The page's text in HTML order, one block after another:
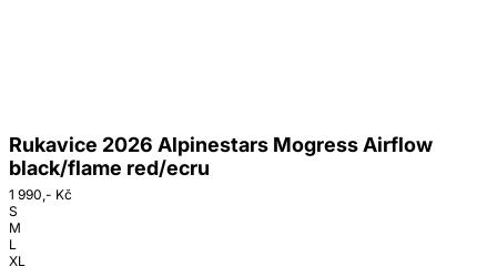
Rukavice 2026 Alpinestars Mogress Airflow
black/flame red/ecru
1 990,- Kč
S
M
L
XL